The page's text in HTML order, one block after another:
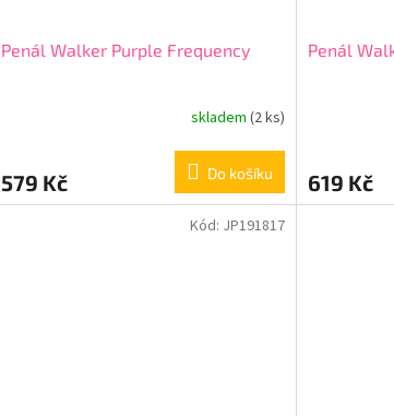
Penál Walker Purple Frequency
skladem (2 ks)
579 Kč Do košíku
Penál
619 Kč
Kód: JP191817